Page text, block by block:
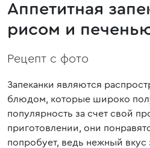
Аппетитная
рисом и
Рецепт с фото
Запеканки являются
блюдом, которые широко
популярность за счет свой
приготовлении, они
попробует, ведь нежный вкус